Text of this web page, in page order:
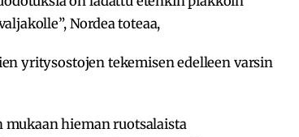
Nordea toteaa,
yritysostojen tekemisen edelleen varsin
mukaan hieman ruotsalaista